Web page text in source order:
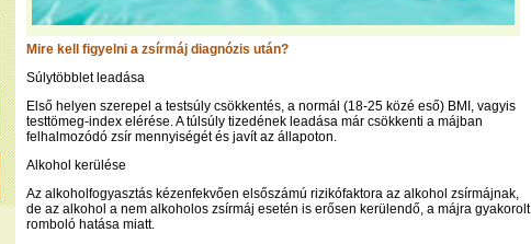
Mire kell figyelni a zsírmáj diagnózis után?
Súlytöbblet leadása
Első helyen szerepel a testsúly csökkentés, a normál (18-25 közé eső) BMI, vagyis
testtömeg-index elérése. A túlsúly tizedének leadása már csökkenti a májban
felhalmozódó zsír mennyiségét és javít az állapoton.
Alkohol kerülése
Az alkoholfogyasztás kézenfekvően elsőszámú rizikófaktora az alkohol zsírmájnak,
de az alkohol a nem alkoholos zsírmáj esetén is erősen kerülendő, a májra gyakorolt
romboló hatása miatt.